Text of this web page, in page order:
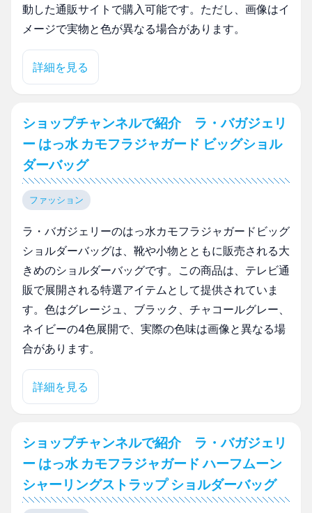
動した通販サイトで購入可能です。ただし、画像はイ
メージで実物と色が異なる場合があります。
詳細を見る
ショップチャンネルで紹介 ラ・バガジェリ
ー はっ水 カモフラジャガード ビッグショル
ダーバッグ
ファッション
ラ・バガジェリーのはっ水カモフラジャガードビッグ
ショルダーバッグは、靴や小物とともに販売される大
きめのショルダーバッグです。この商品は、テレビ通
販で展開される特選アイテムとして提供されていま
す。色はグレージュ、ブラック、チャコールグレー、
ネイビーの4色展開で、実際の色味は画像と異なる場
合があります。
詳細を見る
ショップチャンネルで紹介 ラ・バガジェリ
ー はっ水 カモフラジャガード ハーフムーン
シャーリングストラップ ショルダーバッグ